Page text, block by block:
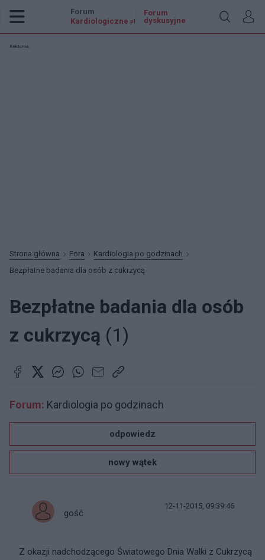
Forum
Kardiologiczne .pl
Forum
dyskusyjne
Reklama:
Strona główna Fora
Kardiologia po godzinach
Bezpłatne badania dla osób z cukrzycą
Bezpłatne badania dla osób
z cukrzycą (1)
Forum: Kardiologia po godzinach
odpowiedz
nowy wątek
gość
12-11-2015, 09:39:46
Z okazji nadchodzącego Światowego Dnia Walki z Cukrzycą